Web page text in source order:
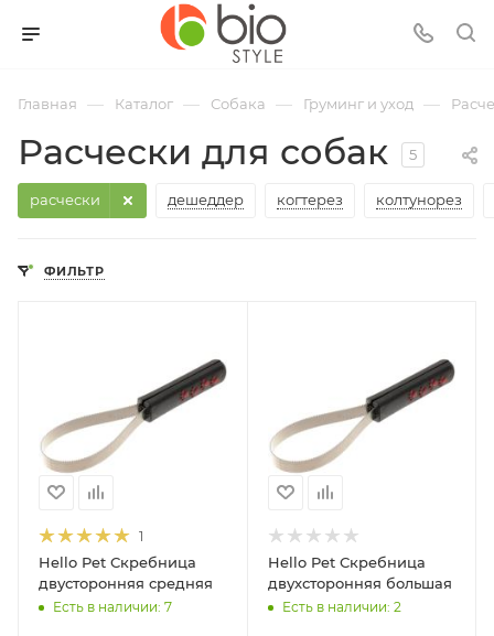
Главная — Каталог — Собака — Груминг и уход —
Расчески для собак 5
дешеддер когтерез колтунорез
расчески
ФИЛЬТР
1
Hello Pet Скребница
двусторонняя средняя
Есть в наличии: 7
Hello Pet Скребница
двухсторонняя большая
Есть в наличии: 2